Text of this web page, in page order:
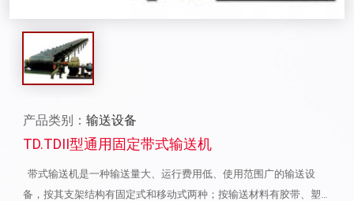
产品类别： 输送设备
TD.TDII型通用固定带式输送机